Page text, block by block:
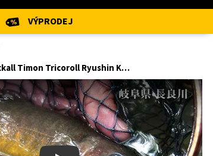
VÝPRODEJ
Jackall Timon Tricoroll Ryushin Knocker